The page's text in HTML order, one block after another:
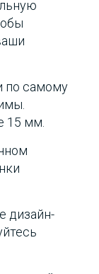
по самому
15 мм.
дизайн-